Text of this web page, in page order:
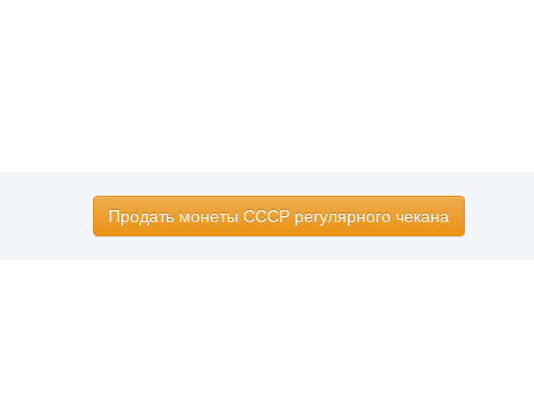
Продать монеты СССР регулярного чекана